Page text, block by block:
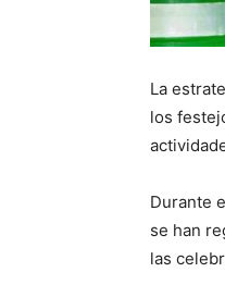
La
los
Durante
se han
las